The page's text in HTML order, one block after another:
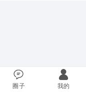
圈子 我的